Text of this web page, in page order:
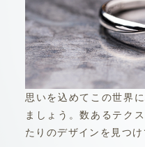
思いを込めてこの世界
ましょう。数あるテク
たりのデザインを見つけ